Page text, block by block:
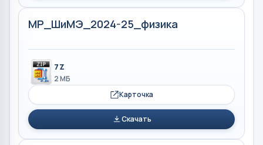
МР_ШиМЭ_2024-25_физика
7Z
2 МБ
Карточка
Скачать